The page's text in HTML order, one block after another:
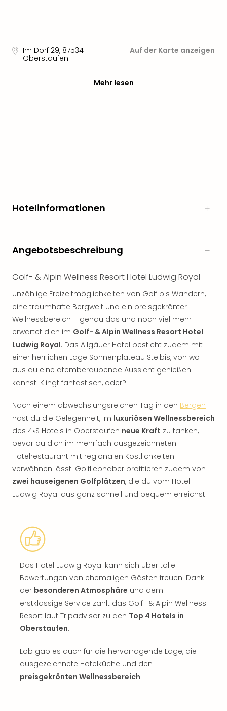
Im Dorf 29, 87534
Oberstaufen
Auf der Karte anzeigen
Mehr lesen
Hotelinformationen
Angebotsbeschreibung
Golf- & Alpin Wellness Resort Hotel Ludwig Royal
Unzählige Freizeitmöglichkeiten von Golf bis Wandern,
eine traumhafte Bergwelt und ein preisgekrönter
Wellnessbereich – genau das und noch viel mehr
erwartet dich im Golf- & Alpin Wellness Resort Hotel
Ludwig Royal. Das Allgäuer Hotel besticht zudem mit
einer herrlichen Lage Sonnenplateau Steibis, von wo
aus du eine atemberaubende Aussicht genießen
kannst. Klingt fantastisch, oder?
Nach einem abwechslungsreichen Tag in den Bergen
hast du die Gelegenheit, im luxuriösen Wellnessbereich
des 4⭑S Hotels in Oberstaufen neue Kraft zu tanken,
bevor du dich im mehrfach ausgezeichneten
Hotelrestaurant mit regionalen Köstlichkeiten
verwöhnen lässt. Golfliebhaber profitieren zudem von
zwei hauseigenen Golfplätzen, die du vom Hotel
Ludwig Royal aus ganz schnell und bequem erreichst.
Das Hotel Ludwig Royal kann sich über tolle
Bewertungen von ehemaligen Gästen freuen: Dank
der besonderen Atmosphäre und dem
erstklassige Service zählt das Golf- & Alpin Wellness
Resort laut Tripadvisor zu den Top 4 Hotels in
Oberstaufen.
Lob gab es auch für die hervorragende Lage, die
ausgezeichnete Hotelküche und den
preisgekrönten Wellnessbereich.